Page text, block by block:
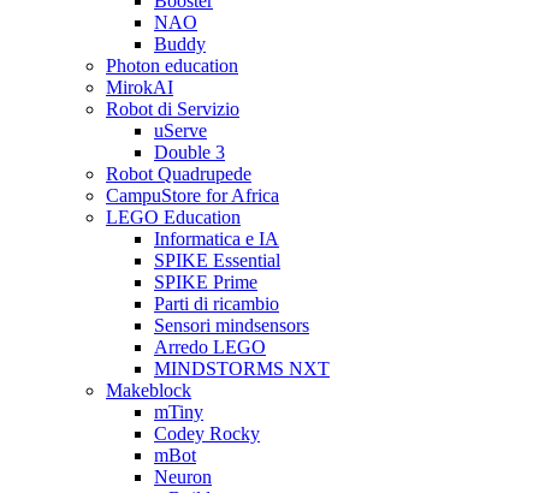
NAO
Buddy
Photon education
MirokAI
Robot di Servizio
uServe
Double 3
Robot Quadrupede
CampuStore for Africa
LEGO Education
Informatica e IA
SPIKE Essential
SPIKE Prime
Parti di ricambio
Sensori mindsensors
Arredo LEGO
MINDSTORMS NXT
Makeblock
mTiny
Codey Rocky
mBot
Neuron